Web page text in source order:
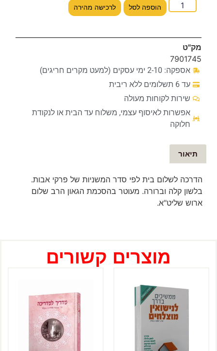
הוספה לסל לרכישה מהירה
מק"ט
7901745
אספקה: 2-10 ימי עסקים (למעט מקרים חריגים)
עד 6 תשלומים ללא ריבית
שירות לקוחות מעולה
אפשרות לאיסוף עצמי, משלוח עד הבית או לנקודת
חלוקה
תיאור
הדרכה לשלום בית לפי סדר המשניות של פרקי אבות.
בלשון קלה וברורה. מעוטר בהסכמת הגאון הרב שלום
ארוש שליט"א.
מוצרים קשורים